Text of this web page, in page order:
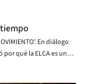
En diálogo
qué la ELCA es una